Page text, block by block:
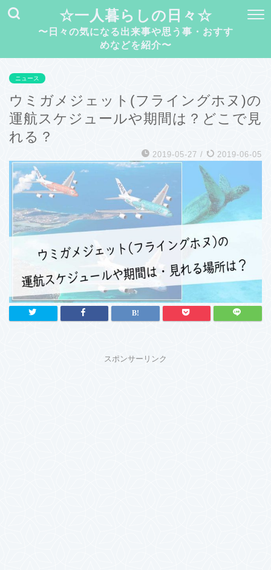
☆一人暮らしの日々☆
〜日々の気になる出来事や思う事・おすす
めなどを紹介〜
ニュース
ウミガメジェット(フライングホヌ)の
運航スケジュールや期間は？どこで見
れる？
2019-05-27 / 2019-06-05
スポンサーリンク